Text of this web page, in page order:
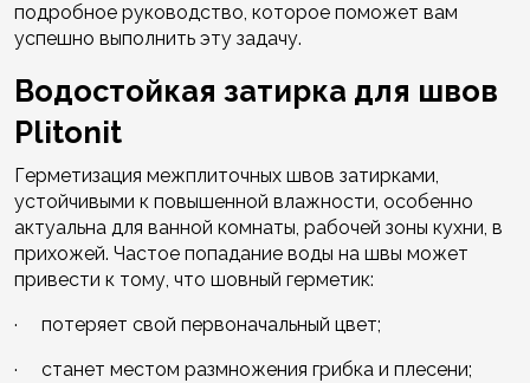
подробное руководство, которое поможет вам
успешно выполнить эту задачу.
Водостойкая затирка для швов
Plitonit
Герметизация межплиточных швов затирками,
устойчивыми к повышенной влажности, особенно
актуальна для ванной комнаты, рабочей зоны кухни, в
прихожей. Частое попадание воды на швы может
привести к тому, что шовный герметик:
· потеряет свой первоначальный цвет;
· станет местом размножения грибка и плесени;